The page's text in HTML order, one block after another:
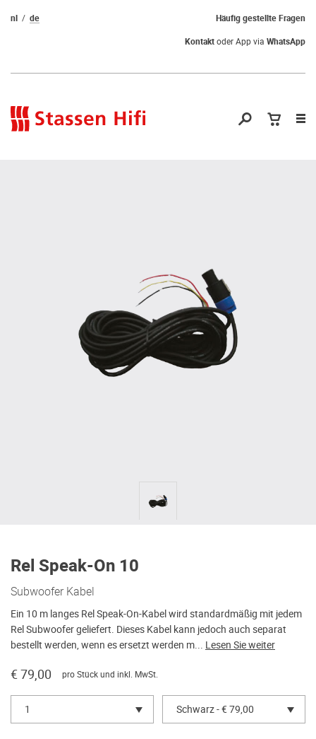
Häufig gestellte Fragen
nl
de
Kontaktoder App via WhatsApp
Rel Speak-On 10
Subwoofer Kabel
Ein 10 m langes Rel Speak-On-Kabel wird standardmäßig mit jedem
Rel Subwoofer geliefert. Dieses Kabel kann jedoch auch separat
bestellt werden, wenn es ersetzt werden m... Lesen Sie weiter
€ 79,00 pro Stück und inkl. MwSt.
1 Schwarz - € 79,00